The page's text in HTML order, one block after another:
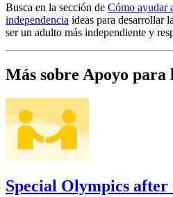
Busca en la sección de Cómo ayudar
independencia ideas para desarrollar
ser un adulto más independiente y
Más sobre Apoyo
Special Olympics